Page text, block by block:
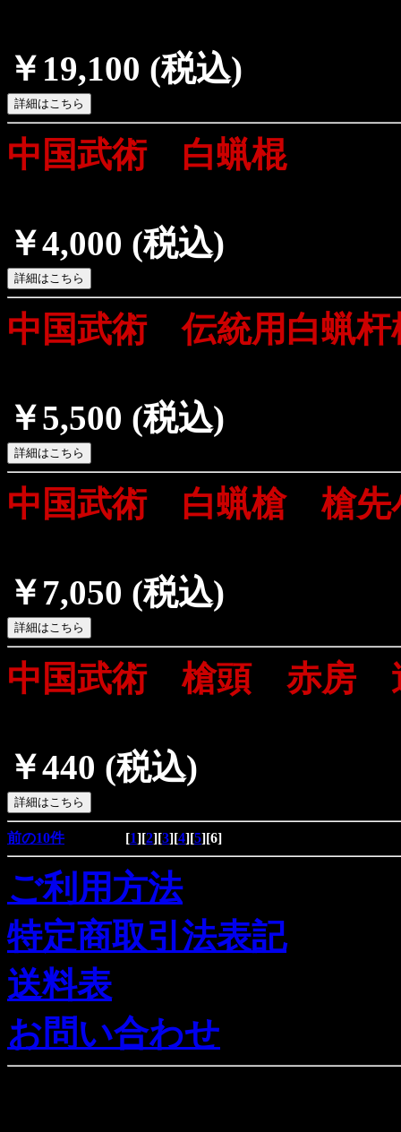
￥19,100 (税込)
中国武術 白蝋棍
￥4,000 (税込)
中国武術 伝統用白蝋
￥5,500 (税込)
中国武術 白蝋槍 槍
￥7,050 (税込)
中国武術 槍頭 赤房
￥440 (税込)
前の10件[1][2][3][4][5][6]
ご利用方法
特定商取引法表記
送料表
お問い合わせ